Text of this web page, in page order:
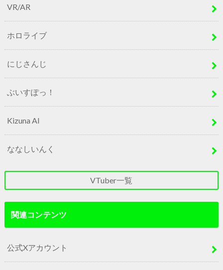
VR/AR
ホロライブ
にじさんじ
ぶいすぽっ！
Kizuna AI
ななしいんく
VTuber一覧
関連コンテンツ
公式Xアカウント